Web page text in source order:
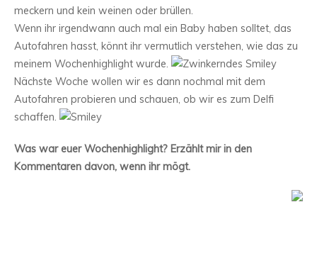
meckern und kein weinen oder brüllen.
Wenn ihr irgendwann auch mal ein Baby haben solltet, das
Autofahren hasst, könnt ihr vermutlich verstehen, wie das zu
meinem Wochenhighlight wurde.
Nächste Woche wollen wir es dann nochmal mit dem
Autofahren probieren und schauen, ob wir es zum Delfi
schaffen.
Was war euer Wochenhighlight? Erzählt mir in den
Kommentaren davon, wenn ihr mögt.